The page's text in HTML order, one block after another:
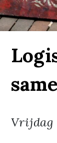
Vrijdag